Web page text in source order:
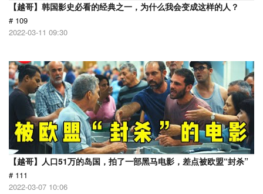
【越哥】韩国影史必看的经典之一，为什么我会变成这样的人？
# 109
2022-03-11 09:30
【越哥】人口51万的岛国，拍了一部黑马电影，差点被欧盟“封杀”
# 111
2022-03-07 10:06